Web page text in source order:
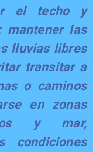
el techo y
mantener las
lluvias libres
transitar a
o caminos
en zonas
y mar,
condiciones